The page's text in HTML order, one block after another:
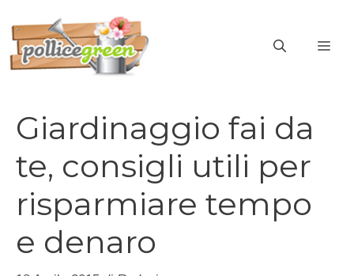
contenuto
Giardinaggio fai da
te, consigli utili per
risparmiare tempo
e denaro